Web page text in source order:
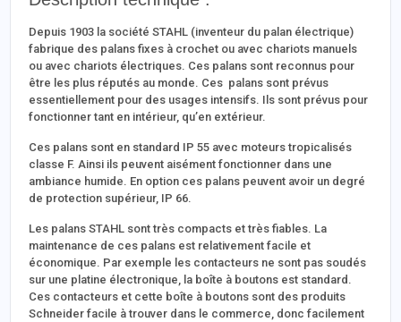
Depuis 1903 la société STAHL (inventeur du palan électrique)
fabrique des palans fixes à crochet ou avec chariots manuels
ou avec chariots électriques. Ces palans sont reconnus pour
être les plus réputés au monde. Ces palans sont prévus
essentiellement pour des usages intensifs. Ils sont prévus pour
fonctionner tant en intérieur, qu’en extérieur.
Ces palans sont en standard IP 55 avec moteurs tropicalisés
classe F. Ainsi ils peuvent aisément fonctionner dans une
ambiance humide. En option ces palans peuvent avoir un degré
de protection supérieur, IP 66.
Les palans STAHL sont très compacts et très fiables. La
maintenance de ces palans est relativement facile et
économique. Par exemple les contacteurs ne sont pas soudés
sur une platine électronique, la boîte à boutons est standard.
Ces contacteurs et cette boîte à boutons sont des produits
Schneider facile à trouver dans le commerce, donc facilement